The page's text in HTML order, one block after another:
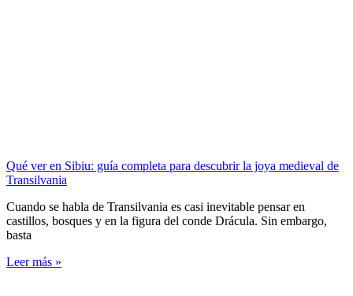
Qué ver en Sibiu: guía completa para descubrir la joya medieval de
Transilvania
Cuando se habla de Transilvania es casi inevitable pensar en
castillos, bosques y en la figura del conde Drácula. Sin embargo,
basta
Leer más »